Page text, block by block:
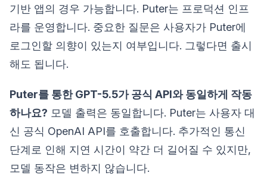
기반 앱의 경우 가능합니다. Puter는 프로덕션 인프
라를 운영합니다. 중요한 질문은 사용자가 Puter에
로그인할 의향이 있는지 여부입니다. 그렇다면 출시
해도 됩니다.
Puter를 통한 GPT-5.5가 공식 API와 동일하게 작동
하나요? 모델 출력은 동일합니다. Puter는 사용자 대
신 공식 OpenAI API를 호출합니다. 추가적인 통신
단계로 인해 지연 시간이 약간 더 길어질 수 있지만,
모델 동작은 변하지 않습니다.